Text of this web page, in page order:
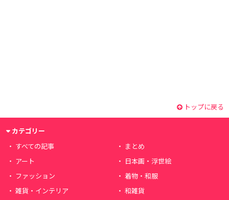
トップに戻る
カテゴリー
すべての記事
まとめ
アート
日本画・浮世絵
ファッション
着物・和服
雑貨・インテリア
和雑貨